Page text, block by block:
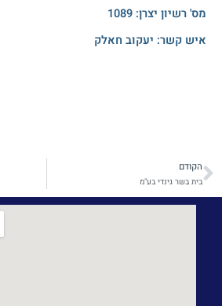
מס' רשיון יצרן:​ 1089
איש קשר: יעקוב חאלק
קודם
הקודם
בית בשר גינדי בע"מ